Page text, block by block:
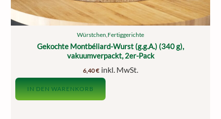
Würstchen,Fertiggerichte
Gekochte Montbéliard-Wurst (g.g.A.) (340 g),
vakuumverpackt, 2er-Pack
6,40€ inkl. MwSt.
IN DEN WARENKORB